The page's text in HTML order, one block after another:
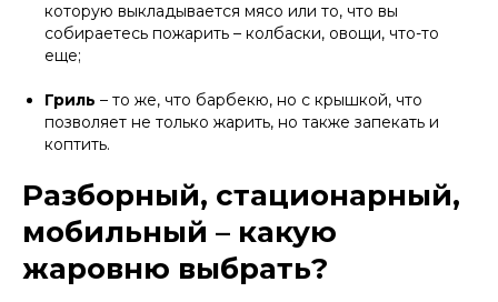
которую выкладывается мясо или то, что вы
собираетесь пожарить – колбаски, овощи, что-то
еще;
Гриль – то же, что барбекю, но с крышкой, что
позволяет не только жарить, но также запекать и
коптить.
Разборный, стационарный,
мобильный – какую
жаровню выбрать?